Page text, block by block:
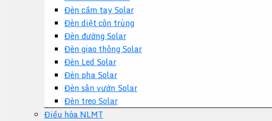
Đèn cầm tay Solar
Đèn diệt côn trùng
Đèn đường Solar
Đèn giao thông Solar
Đèn Led Solar
Đèn pha Solar
Đèn sân vườn Solar
Đèn treo Solar
Điều hòa NLMT